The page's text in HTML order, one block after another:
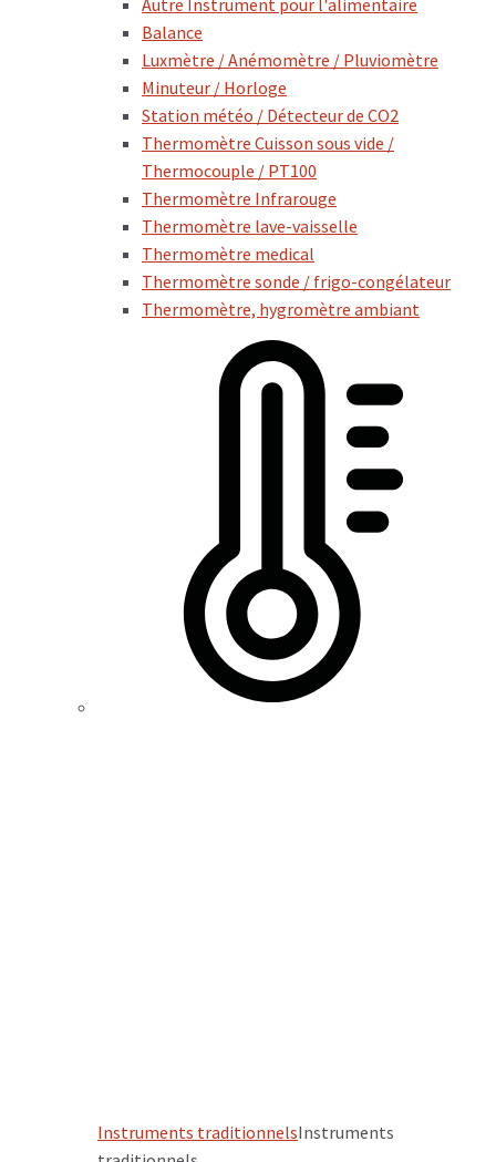
Autre Instrument pour l'alimentaire
Balance
Luxmètre / Anémomètre / Pluviomètre
Minuteur / Horloge
Station météo / Détecteur de CO2
Thermomètre Cuisson sous vide /
Thermocouple / PT100
Thermomètre Infrarouge
Thermomètre lave-vaisselle
Thermomètre medical
Thermomètre sonde / frigo-congélateur
Thermomètre, hygromètre ambiant
Instruments traditionnelsInstruments